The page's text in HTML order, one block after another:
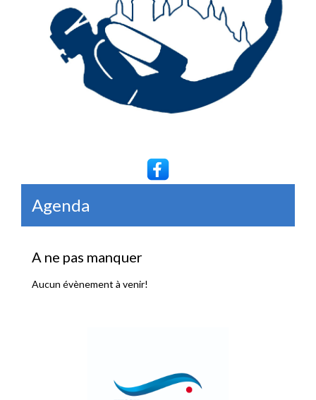
Agenda
A ne pas manquer
Aucun évènement à venir!